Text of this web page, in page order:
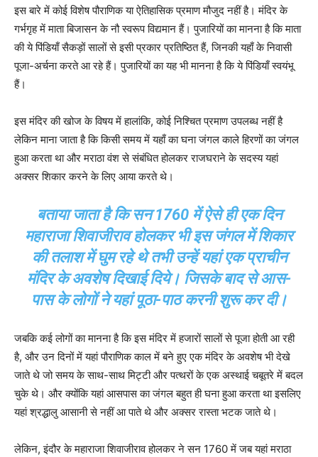
इस बारे में कोई विशेष पौराणिक या ऐतिहासिक प्रमाण मौजुद नहीं है। मंदिर के
गर्भगृह में माता बिजासन के नौ स्वरूप विद्यमान हैं। पुजारियों का मानना है कि माता
की ये पिंडियाँ सैकड़ों सालों से इसी प्रकार प्रतिष्ठित हैं, जिनकी यहाँ के निवासी
पूजा-अर्चना करते आ रहे हैं। पुजारियों का यह भी मानना है कि ये पिंडियाँ स्वयंभू
हैं।
इस मंदिर की खोज के विषय में हालांकि, कोई निश्चित प्रमाण उपलब्ध नहीं है
लेकिन माना जाता है कि किसी समय में यहाँ का घना जंगल काले हिरणों का जंगल
हुआ करता था और मराठा वंश से संबंधित होलकर राजघराने के सदस्य यहां
अक्सर शिकार करने के लिए आया करते थे।
बताया जाता है कि सन 1760 में ऐसे ही एक दिन
महाराजा शिवाजीराव होलकर भी इस जंगल में शिकार
की तलाश में घुम रहे थे तभी उन्हें यहां एक प्राचीन
मंदिर के अवशेष दिखाई दिये। जिसके बाद से आस-
पास के लोगों ने यहां पूठा-पाठ करनी शुरू कर दी।
जबकि कई लोगों का मानना है कि इस मंदिर में हजारों सालों से पूजा होती आ रही
है, और उन दिनों में यहां पौराणिक काल में बने हुए एक मंदिर के अवशेष भी देखे
जाते थे जो समय के साथ-साथ मिट्टी और पत्थरों के एक अस्थाई चबूतरे में बदल
चुके थे। और क्योंकि यहां आसपास का जंगल बहुत ही घना हुआ करता था इसलिए
यहां श्रद्धालु आसानी से नहीं आ पाते थे और अक्सर रास्ता भटक जाते थे।
लेकिन, इंदौर के महाराजा शिवाजीराव होलकर ने सन 1760 में जब यहां मराठा